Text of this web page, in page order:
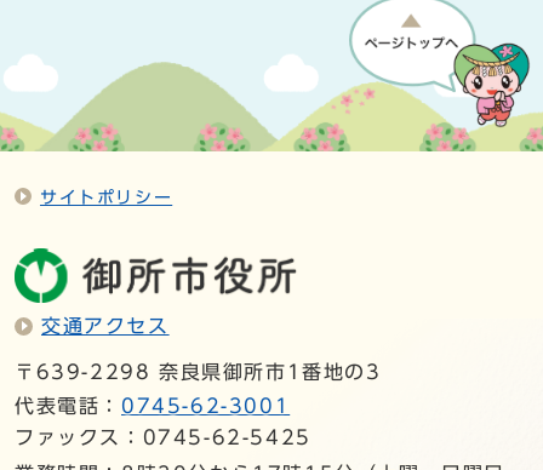
サイトポリシー
交通アクセス
〒639-2298 奈良県御所市1番地の3
代表電話： 0745-62-3001
ファックス：0745-62-5425